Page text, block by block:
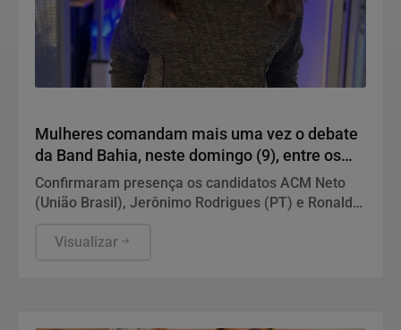
Mulheres comandam mais uma vez o debate
da Band Bahia, neste domingo (9), entre os
candidatos ao Governo do Estado
Confirmaram presença os candidatos ACM Neto
(União Brasil), Jerônimo Rodrigues (PT) e Ronaldo
ou coligações cujos partidos possuem, no mínimo,
Visualizar